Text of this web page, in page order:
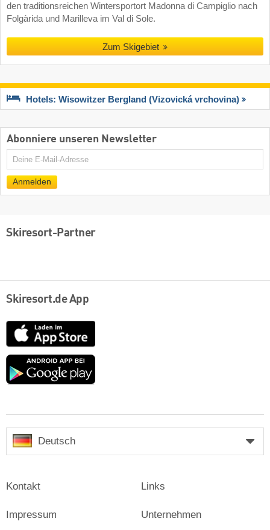
den traditionsreichen Wintersportort Madonna di Campiglio nach
Folgàrida und Marilleva im Val di Sole.
Zum Skigebiet
Hotels: Wisowitzer Bergland (Vizovická vrchovina)
Abonniere unseren Newsletter
E-
Anmelden
Skiresort-Partner
Skiresort.de App
App
Store
Google
Deutsch
Kontakt
Impressum
Links
Unternehmen